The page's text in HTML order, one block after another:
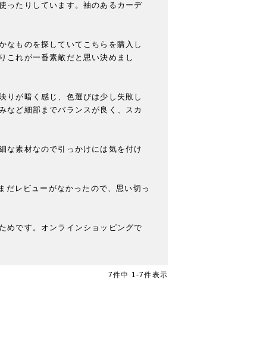
ったりしています。袖のあるカーデ
なものを探していてこちらを購入し
これが一番素敵だと思い決めまし
りが暗く感じ、色選びは少し失敗し
など細部までバランスが良く、スカ
な素材なので引っかけには気を付け
レビューがなかったので、思い切っ
めです。オンラインショッピングで
7件中 1-7件表示